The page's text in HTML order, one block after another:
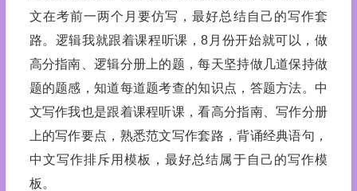
文在考前一两个月要仿写，最好总结自己的写作套
路。逻辑我就跟着课程听课，8月份开始就可以，做
高分指南、逻辑分册上的题，每天坚持做几道保持做
题的题感，知道每道题考查的知识点，答题方法。中
文写作我也是跟着课程听课，看高分指南、写作分册
上的写作要点，熟悉范文写作套路，背诵经典语句，
中文写作排斥用模板，最好总结属于自己的写作模
板。